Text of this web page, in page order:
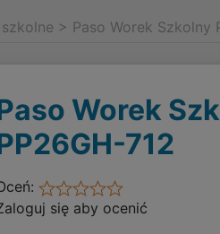
> Paso Worek Szkolny
Worek
712
się aby ocenić